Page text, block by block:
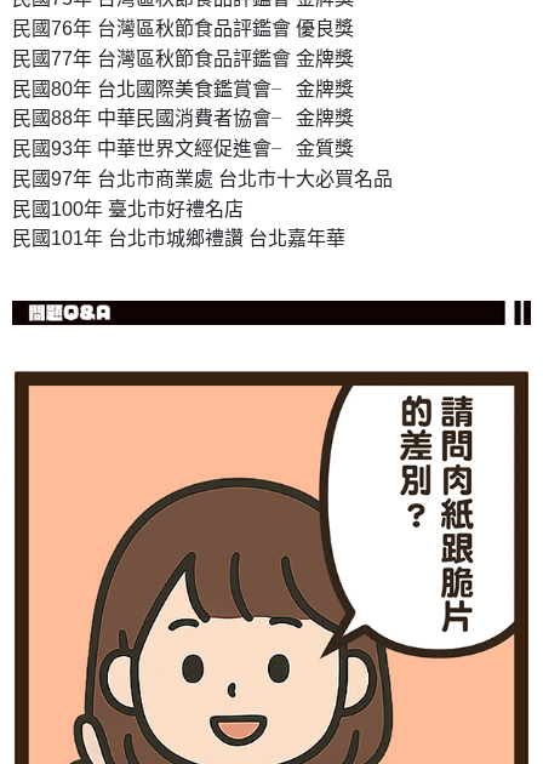
民國76年 台灣區秋節食品評鑑會 優良獎
民國77年 台灣區秋節食品評鑑會 金牌獎
民國80年 台北國際美食鑑賞會╴ 金牌獎
民國88年 中華民國消費者協會╴ 金牌獎
民國93年 中華世界文經促進會╴ 金質獎
民國97年 台北市商業處 台北市十大必買名品
民國100年 臺北市好禮名店
民國101年 台北市城鄉禮讚 台北嘉年華